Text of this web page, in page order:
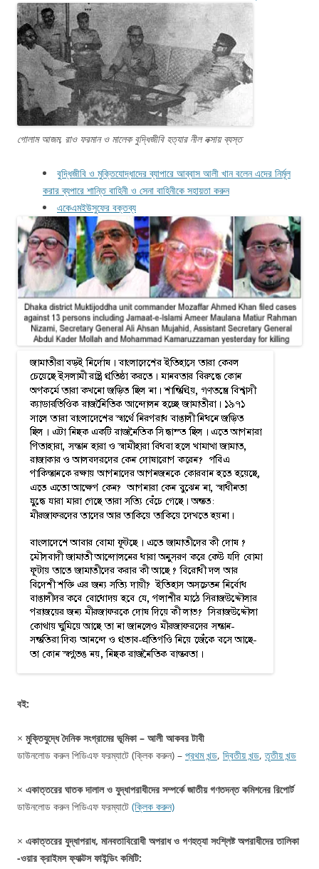
গোলাম আজম, রাও ফরমান ও মালেক বুদ্ধিজীবি হত্যার নীল নক্সায় ব্যস্ত
বুদ্ধিজীবি ও মুক্তিযোদ্ধাদের ব্যাপারে আব্বাস আলী খান বলেন এদের নির্মূল
করার ব্যপারে শান্তি বাহিনী ও সেনা বাহিনীকে সহায়তা করুন
একেএমইউসুফের বক্তব্য
বই:
× মুক্তিযুদ্ধে দৈনিক সংগ্রামের ভূমিকা – আলী আকবর টাবী
ডাউনলোড করুন পিডিএফ ফরম্যাটে (ক্লিক করুন) – প্রথম খন্ড, দ্বিতীয় খন্ড,তৃতীয় খন্ড
× একাত্তরের ঘাতক দালাল ও যুদ্ধাপরাধীদের সম্পর্কে জাতীয় গণতদন্ত কমিশনের রিপোর্ট
ডাউনলোড করুন পিডিএফ ফরম্যাটে (ক্লিক করুন)
× একাত্তরের যুদ্ধাপরাধ, মানবতাবিরোধী অপরাধ ও গণহত্যা সংশ্লিষ্ট অপরাধীদের তালিকা
-ওয়ার ক্রাইমস ফ্যাক্টস ফাইন্ডিং কমিটি: